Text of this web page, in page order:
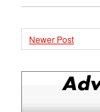
Newer Post